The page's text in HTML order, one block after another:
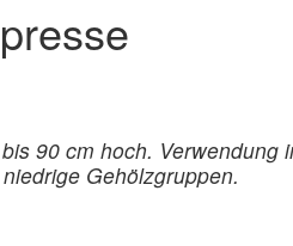
90 cm hoch. Verwendung
Gehölzgruppen.